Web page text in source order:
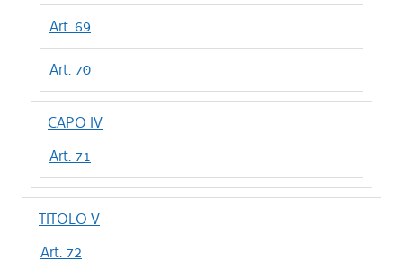
Art. 69
Art. 70
CAPO IV
Art. 71
TITOLO V
Art. 72